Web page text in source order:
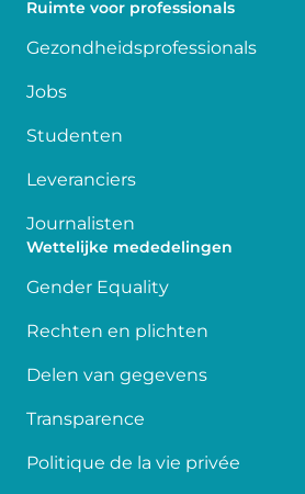
Ruimte voor professionals
Gezondheidsprofessionals
Jobs
Studenten
Leveranciers
Journalisten
Wettelijke mededelingen
Gender Equality
Rechten en plichten
Delen van gegevens
Transparence
Politique de la vie privée